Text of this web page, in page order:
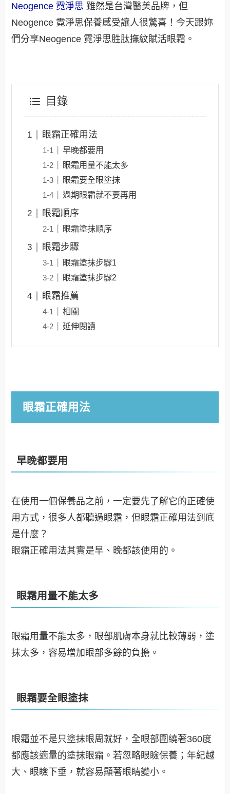
Neogence 霓淨思 雖然是台灣醫美品牌，但
Neogence 霓淨思保養感受讓人很驚喜！今天跟妳
們分享Neogence 霓淨思胜肽撫紋賦活眼霜。
目錄
眼霜正確用法
早晚都要用
眼霜用量不能太多
眼霜要全眼塗抹
過期眼霜就不要再用
眼霜順序
眼霜塗抹順序
眼霜步驟
眼霜塗抹步驟1
眼霜塗抹步驟2
眼霜推薦
相關
延伸閱讀
眼霜正確用法
早晚都要用
在使用一個保養品之前，一定要先了解它的正確使
用方式，很多人都聽過眼霜，但眼霜正確用法到底
是什麼？
眼霜正確用法其實是早、晚都該使用的。
眼霜用量不能太多
眼霜用量不能太多，眼部肌膚本身就比較薄弱，塗
抹太多，容易增加眼部多餘的負擔。
眼霜要全眼塗抹
眼霜並不是只塗抹眼周就好，全眼部圍繞著360度
都應該適量的塗抹眼霜。若忽略眼瞼保養；年紀越
大、眼瞼下垂，就容易顯著眼睛變小。